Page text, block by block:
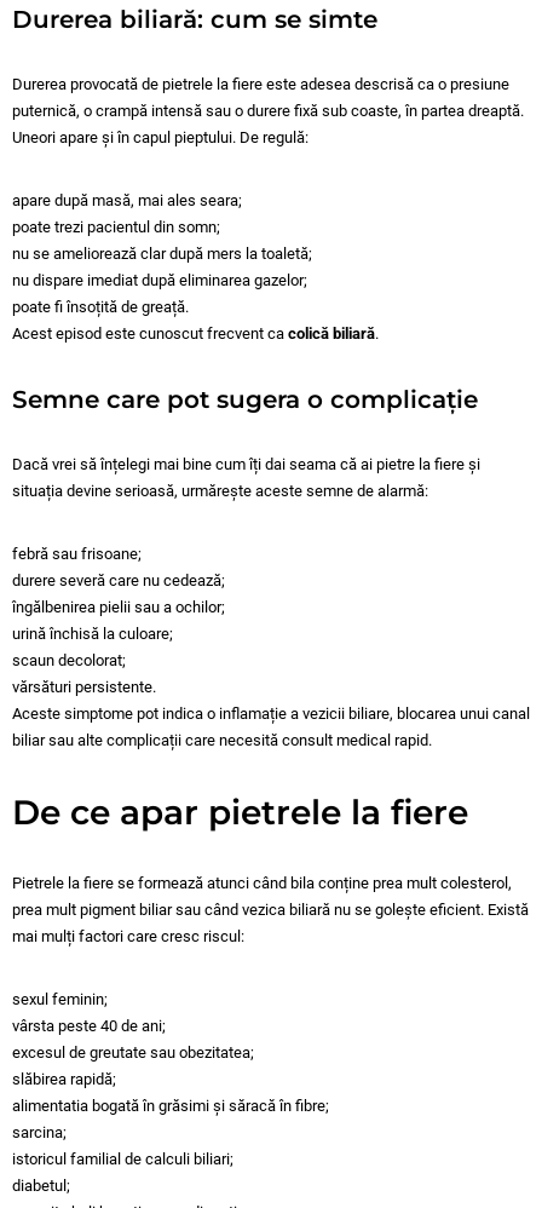
Durerea biliară: cum se simte
Durerea provocată de pietrele la fiere este adesea descrisă ca o presiune
puternică, o crampă intensă sau o durere fixă sub coaste, în partea dreaptă.
Uneori apare și în capul pieptului. De regulă:
apare după masă, mai ales seara;
poate trezi pacientul din somn;
nu se ameliorează clar după mers la toaletă;
nu dispare imediat după eliminarea gazelor;
poate fi însoțită de greață.
Acest episod este cunoscut frecvent ca colică biliară.
Semne care pot sugera o complicație
Dacă vrei să înțelegi mai bine cum îți dai seama că ai pietre la fiere și
situația devine serioasă, urmărește aceste semne de alarmă:
febră sau frisoane;
durere severă care nu cedează;
îngălbenirea pielii sau a ochilor;
urină închisă la culoare;
scaun decolorat;
vărsături persistente.
Aceste simptome pot indica o inflamație a vezicii biliare, blocarea unui canal
biliar sau alte complicații care necesită consult medical rapid.
De ce apar pietrele la fiere
Pietrele la fiere se formează atunci când bila conține prea mult colesterol,
prea mult pigment biliar sau când vezica biliară nu se golește eficient. Există
mai mulți factori care cresc riscul:
sexul feminin;
vârsta peste 40 de ani;
excesul de greutate sau obezitatea;
slăbirea rapidă;
alimentatia bogată în grăsimi și săracă în fibre;
sarcina;
istoricul familial de calculi biliari;
diabetul;